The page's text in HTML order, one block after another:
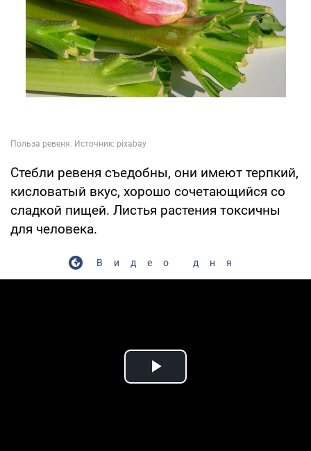
Стебли ревеня съедобны, они имеют терпкий,
кисловатый вкус, хорошо сочетающийся со
сладкой пищей. Листья растения токсичны
для человека.
Видео дня
Play Video